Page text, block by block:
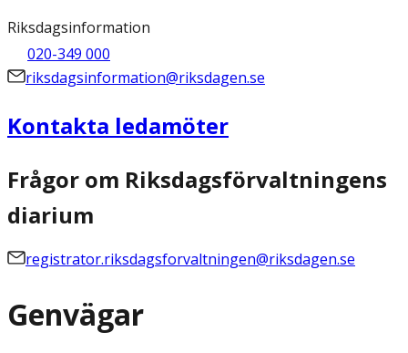
Riksdagsinformation
020-349 000
riksdagsinformation@riksdagen.se
Kontakta ledamöter
Frågor om Riksdagsförvaltningens
diarium
registrator.riksdagsforvaltningen@riksdagen.se
Genvägar